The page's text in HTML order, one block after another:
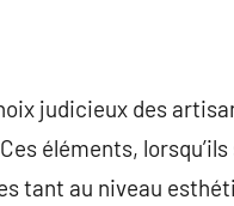
judicieux des
éléments,
tant au niveau